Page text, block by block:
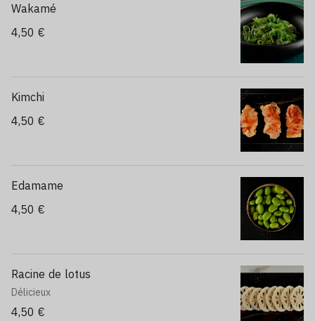
Wakamé
4,50 €
Kimchi
4,50 €
Edamame
4,50 €
Racine de lotus
Délicieux
4,50 €